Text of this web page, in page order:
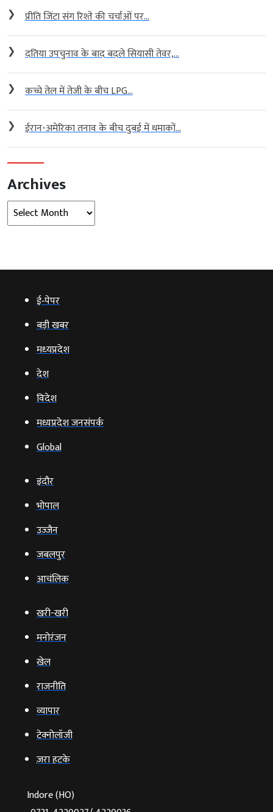
❯ प्रीति जिंटा संग रिश्ते की चर्चाओं पर...
❯ दतिया उपचुनाव के बाद बदले सियासी तेवर,...
❯ कच्चे तेल में तेजी के बीच LPG...
❯ ईरान-अमेरिका तनाव के बीच दुबई में धमाकों...
Archives
Archives
ई‑पेपर
बड़ी खबर
मध्‍यप्रदेश
देश
विदेश
मध्यप्रदेश जनसंपर्क
Global
इंदौर
भोपाल
उज्‍जैन
जबलपुर
आचंलिक
खरी-खरी
मनोरंजन
खेल
राजनीति
व्‍यापार
टेक्‍नोलॉजी
ज़रा हटके
Indore (HO)